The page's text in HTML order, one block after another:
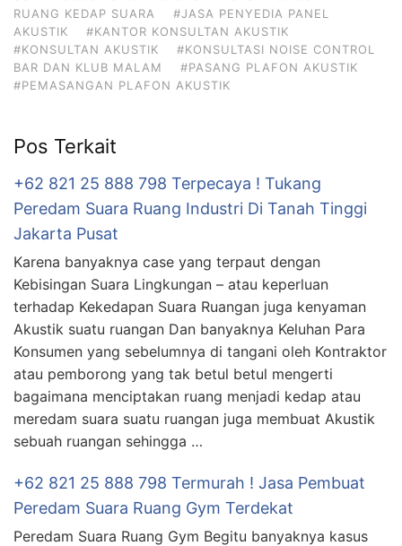
RUANG KEDAP SUARA
#JASA PENYEDIA PANEL
AKUSTIK
#KANTOR KONSULTAN AKUSTIK
#KONSULTAN AKUSTIK
#KONSULTASI NOISE CONTROL
BAR DAN KLUB MALAM
#PASANG PLAFON AKUSTIK
#PEMASANGAN PLAFON AKUSTIK
Pos Terkait
+62 821 25 888 798 Terpecaya ! Tukang
Peredam Suara Ruang Industri Di Tanah Tinggi
Jakarta Pusat
Karena banyaknya case yang terpaut dengan
Kebisingan Suara Lingkungan – atau keperluan
terhadap Kekedapan Suara Ruangan juga kenyaman
Akustik suatu ruangan Dan banyaknya Keluhan Para
Konsumen yang sebelumnya di tangani oleh Kontraktor
atau pemborong yang tak betul betul mengerti
bagaimana menciptakan ruang menjadi kedap atau
meredam suara suatu ruangan juga membuat Akustik
sebuah ruangan sehingga …
+62 821 25 888 798 Termurah ! Jasa Pembuat
Peredam Suara Ruang Gym Terdekat
Peredam Suara Ruang Gym Begitu banyaknya kasus